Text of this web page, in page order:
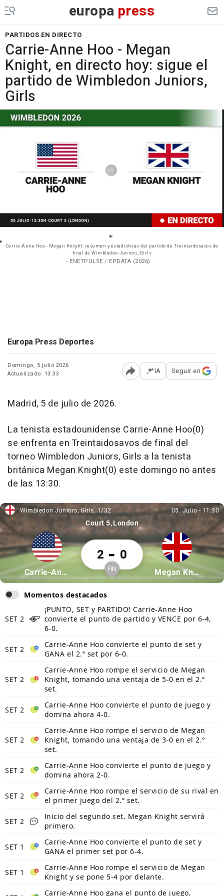
europa press
PARTIDOS EN DIRECTO
Carrie-Anne Hoo - Megan
Knight, en directo hoy: sigue el
partido de Wimbledon Juniors,
Girls
Carrie-Anne Hoo - Megan Knight: resumen y estadísticas del partido de Treintaidosavos de
final de Wimbledon Juniors, Girls
- ENETPULSE / EPDATA (2026)
Europa Press Deportes
Domingo, 5 julio 2026
Actualizado: 13:33
Abrir opciones para
IA Seguir en
Madrid, 5 de julio de 2026.
La tenista estadounidense Carrie-Anne Hoo(0)
se enfrenta en Treintaidosavos de final del
torneo Wimbledon Juniors, Girls a la tenista
británica Megan Knight(0) este domingo no antes
de las 13:30.
Wimbledon Juniors, Girls, 1/32
Wimbledon Juniors, Girls 1/32 05. Julio, 11:30
05. Julio - 11:30
Court 5 London
Partícipe: Carrie-Anne Hoo
Carrie-Anne Hoo
Carrie-Anne Hoo 2 Megan Knight 0
2 - 0
Finalizado
FIN Partícipe: Megan
Megan Knight
Momentos destacados
SET 2
¡PUNTO, SET y PARTIDO! Carrie-Anne Hoo
convierte el punto de partido y VENCE por 6-4,
6-0.
SET 2
Carrie-Anne Hoo convierte el punto de set y
GANA el 2.º set por 6-0.
SET 2
Carrie-Anne Hoo rompe el servicio de Megan
Knight, tomando una ventaja de 5-0 en el 2.º
set.
SET 2
Carrie-Anne Hoo convierte el punto de juego y
domina ahora 4-0.
SET 2
Carrie-Anne Hoo rompe el servicio de Megan
Knight, tomando una ventaja de 3-0 en el 2.º
set.
SET 2
Carrie-Anne Hoo convierte el punto de juego y
domina ahora 2-0.
SET 2
Carrie-Anne Hoo rompe el servicio de su rival en
el primer juego del 2.º set.
SET 2
Inicio del segundo set. Megan Knight servirá
primero.
SET 1
Carrie-Anne Hoo convierte el punto de set y
GANA el primer set por 6-4.
SET 1
Carrie-Anne Hoo rompe el servicio de Megan
Knight y se pone 5-4 por delante.
Carrie-Anne Hoo gana el punto de juego,